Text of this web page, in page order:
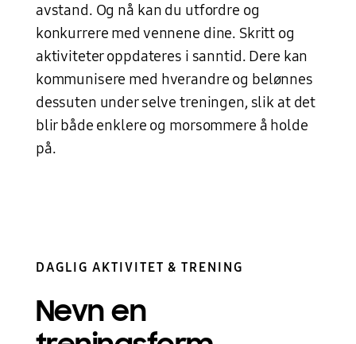
avstand. Og nå kan du utfordre og
konkurrere med vennene dine. Skritt og
aktiviteter oppdateres i sanntid. Dere kan
kommunisere med hverandre og belønnes
dessuten under selve treningen, slik at det
blir både enklere og morsommere å holde
på.
DAGLIG AKTIVITET & TRENING
Nevn en